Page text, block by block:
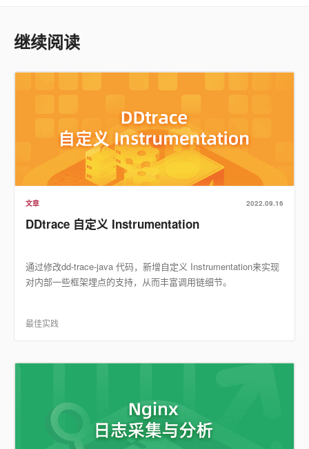
继续阅读
文章 2022.09.16
DDtrace 自定义 Instrumentation
通过修改dd-trace-java 代码，新增自定义 Instrumentation来实现
对内部一些框架埋点的支持，从而丰富调用链细节。
最佳实践